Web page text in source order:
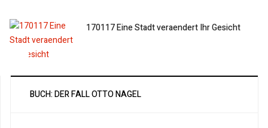
170117 Eine Stadt veraendert Ihr Gesicht
BUCH: DER FALL OTTO NAGEL